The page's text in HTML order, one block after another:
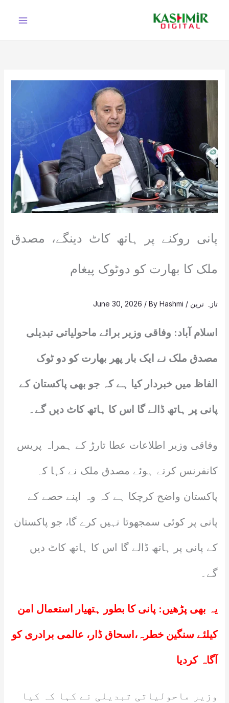
پانی روکنے پر ہاتھ کاٹ دینگے، مصدق
ملک کا بھارت کو دوٹوک پیغام
تازہ ترین /
June 30, 2026 / ByHashmi
اسلام آباد: وفاقی وزیر برائے ماحولیاتی تبدیلی
مصدق ملک نے ایک بار پھر بھارت کو دو ٹوک
الفاظ میں خبردار کیا ہے کہ جو بھی پاکستان کے
پانی پر ہاتھ ڈالے گا اس کا ہاتھ کاٹ دیں گے۔
وفاقی وزیر اطلاعات عطا تارڑ کے ہمراہ پریس
کانفرنس کرتے ہوئے مصدق ملک نے کہا کہ
پاکستان واضح کرچکا ہے کہ وہ اپنے حصے کے
پانی پر کوئی سمجھوتا نہیں کرے گا، جو پاکستان
کے پانی پر ہاتھ ڈالے گا اس کا ہاتھ کاٹ دیں
گے۔
یہ بھی پڑھیں: پانی کا بطور ہتھیار استعمال امن
کیلئے سنگین خطرہ،اسحاق ڈار، عالمی برادری کو
آگاہ کردیا
وزیر ماحولیاتی تبدیلی نے کہا کہ کیا